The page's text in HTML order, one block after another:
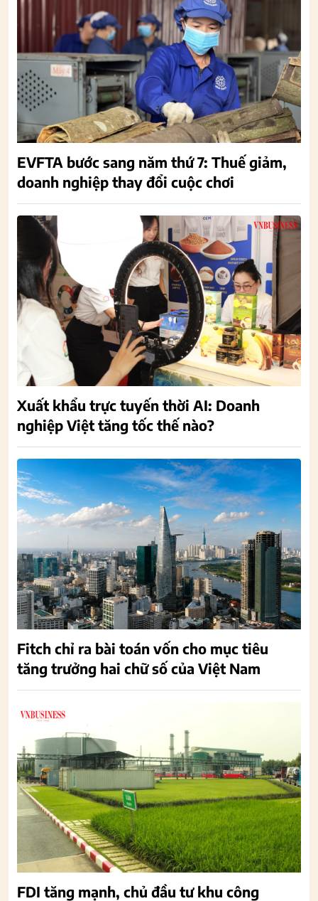
EVFTA bước sang năm thứ 7: Thuế giảm,
doanh nghiệp thay đổi cuộc chơi
Xuất khẩu trực tuyến thời AI: Doanh
nghiệp Việt tăng tốc thế nào?
Fitch chỉ ra bài toán vốn cho mục tiêu
tăng trưởng hai chữ số của Việt Nam
FDI tăng mạnh, chủ đầu tư khu công